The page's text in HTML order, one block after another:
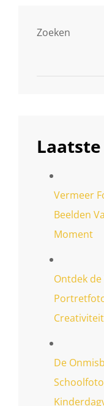
Zoeken
Vermeer
Beelden
Moment
Ontdek
Creativiteit
De